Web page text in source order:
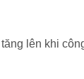
lên khi